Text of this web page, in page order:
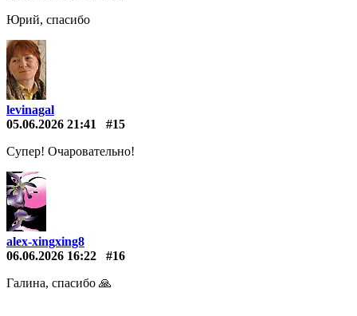
Юрий, спасибо
levinagal
05.06.2026 21:41
#15
Супер! Очаровательно!
alex-xingxing8
06.06.2026 16:22
#16
Галина, спасибо 🙏